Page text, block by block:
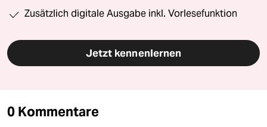
Zusätzlich digitale Ausgabe inkl. Vorlesefunktion
Jetzt kennenlernen
0 Kommentare